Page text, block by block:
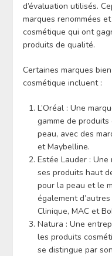
d’évaluation utilisés.
marques renommées
cosmétique qui ont
produits de qualité.
Certaines marques
cosmétique incluent :
L’Oréal : Une
gamme de
peau, avec des
et Maybelline.
Estée Lauder :
ses produits haut
pour la peau et le
également
Clinique, MAC et
Natura : Une
les produits
se distingue par